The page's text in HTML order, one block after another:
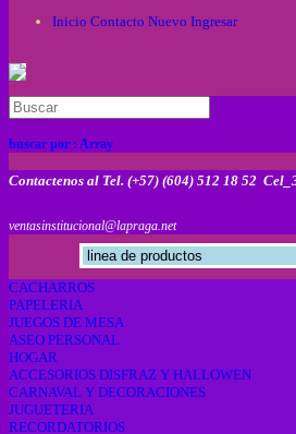
Inicio Contacto Nuevo Ingresar
buscar por : Array
Contactenos al Tel. (+57) (604) 512 18 52
ventasinstitucional@lapraga.net
CACHARROS
PAPELERIA
JUEGOS DE MESA
ASEO PERSONAL
HOGAR
ACCESORIOS DISFRAZ Y HALLOWEN
CARNAVAL Y DECORACIONES
JUGUETERIA
RECORDATORIOS